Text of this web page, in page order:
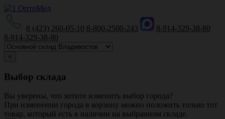
8 (423) 260-05-10 8-800-2500-243
8-914-329-38-80
8-914-329-38-80
×
Выбор склада
Вы уверены, что хотите изменить выбор города?
При изменении города в корзину можно положить только тот
товар, который есть в наличии на выбранном складе.